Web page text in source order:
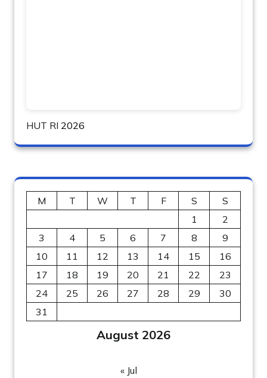
HUT RI 2026
August 2026
M T W T F S
S
1
2
3
4 5 6 7 8
9
10
11 12 13 14 15
16
17
18 19 20 21 22
23
24
25 26 27 28 29
30
31
« Jul